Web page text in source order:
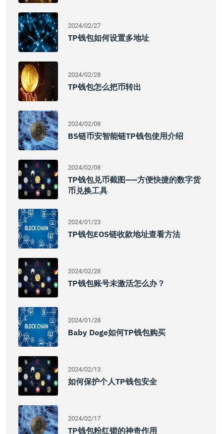
2024/02/27
TP钱包如何设置多地址
2024/02/28
TP钱包怎么把币转出
2024/02/08
BS链币安智能链TP钱包使用介绍
2024/02/08
TP钱包兑币截图——方便快捷的数字货
币兑换工具
2024/01/23
TP钱包EOS链收款地址查看方法
2024/02/28
TP钱包账号未激活怎么办？
2024/01/28
Baby Doge如何TP钱包购买
2024/02/13
如何保护个人TP钱包安全
2024/02/17
TP钱包粉红锁的神奇作用